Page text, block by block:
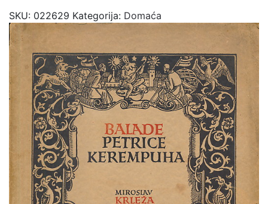
SKU: 022629 Kategorija: Domaća